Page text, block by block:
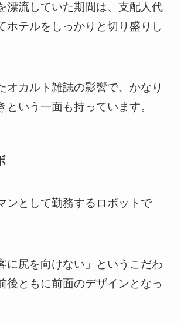
漂流していた期間は、支配人代
ホテルをしっかりと切り盛りし
オカルト雑誌の影響で、かなり
という一面も持っています。
ンとして勤務するロボットで
に尻を向けない」というこだわ
後ともに前面のデザインとなっ